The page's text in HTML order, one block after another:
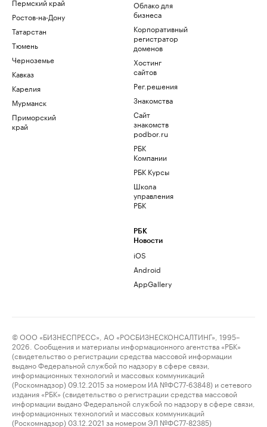
Ростов-на-Дону
Татарстан
Тюмень
Черноземье
Кавказ
Карелия
Мурманск
Приморский
край
Облако для
бизнеса
Корпоративный
регистратор
доменов
Хостинг
сайтов
Рег.решения
Знакомства
Сайт
знакомств
podbor.ru
РБК
Компании
РБК Курсы
Школа
управления
РБК
РБК
Новости
iOS
Android
AppGallery
© ООО «БИЗНЕСПРЕСС», АО «РОСБИЗНЕСКОНСАЛТИНГ», 1995–
2026. Сообщения и материалы информационного агентства «РБК»
(свидетельство о регистрации средства массовой информации
выдано Федеральной службой по надзору в сфере связи,
информационных технологий и массовых коммуникаций
(Роскомнадзор) 09.12.2015 за номером ИА №ФС77-63848) и сетевого
издания «РБК» (свидетельство о регистрации средства массовой
информации выдано Федеральной службой по надзору в сфере связи,
информационных технологий и массовых коммуникаций
(Роскомнадзор) 03.12.2021 за номером ЭЛ №ФС77-82385)